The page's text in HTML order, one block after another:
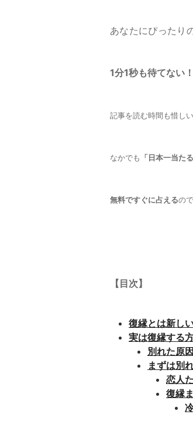
あなたにぴったり
1分1秒も待てない
記事を読む時間も惜し
なかでも 「日本一当た
無料ですぐに占えるの
【目次】
復縁とは新し
実は復縁する
別れた原
まずは別
恋人
復縁